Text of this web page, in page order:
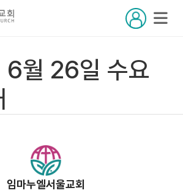
월 26일 수요
임마누엘서울교회